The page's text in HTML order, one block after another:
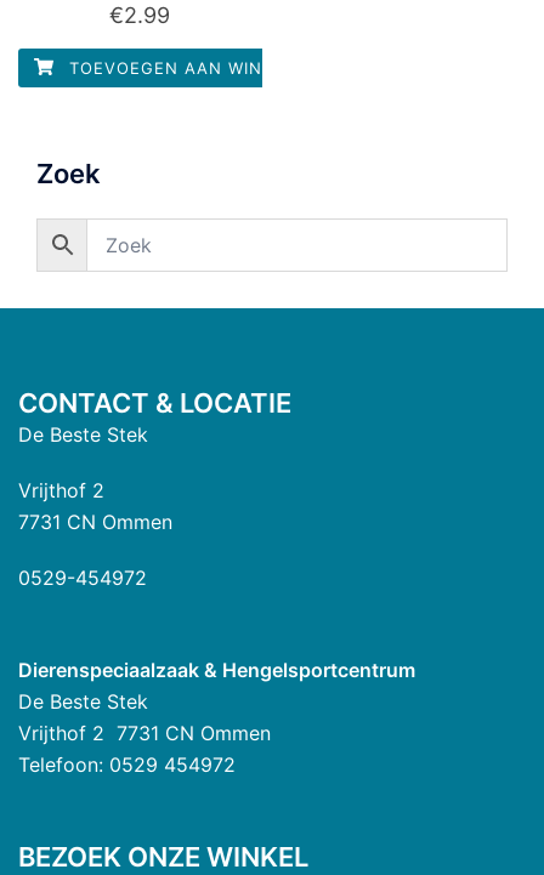
Waardering
5
€2.99
TOEVOEGEN AAN WINKELWAGEN
Zoek
CONTACT & LOCATIE
De Beste Stek
Vrijthof 2
7731 CN Ommen
0529-454972
Dierenspeciaalzaak & Hengelsportcentrum
De Beste Stek
Vrijthof 2 7731 CN Ommen
Telefoon: 0529 454972
BEZOEK ONZE WINKEL